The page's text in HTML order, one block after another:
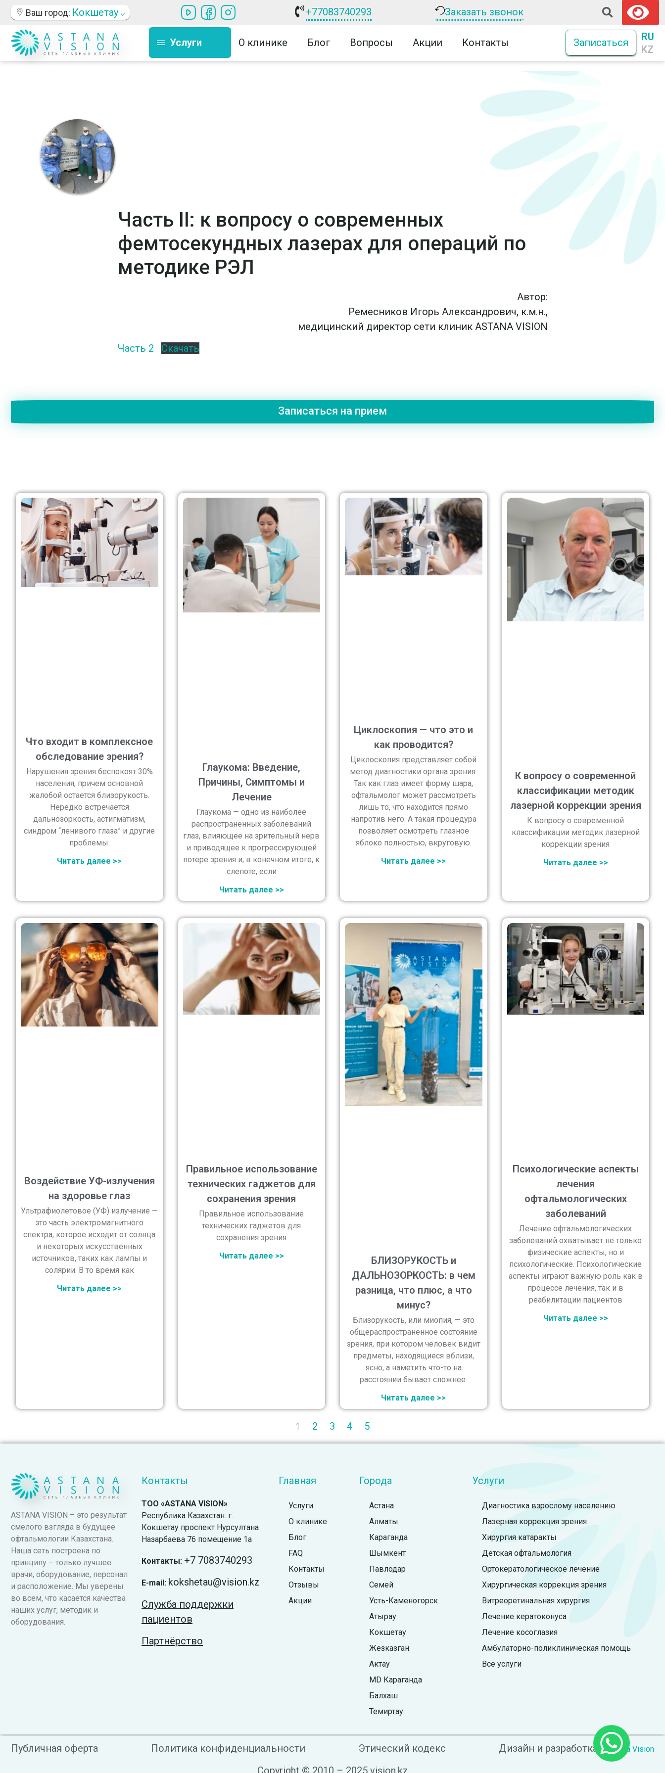
Ваш город: Кокшетау +77083740293 Заказать звонок
Услуги О клинике Блог Вопросы Акции Контакты Записаться
RU
KZ
Часть II: к вопросу о современных
фемтосекундных лазерах для операций по
методике РЭЛ
Автор:
Ремесников Игорь Александрович, к.м.н.,
медицинский директор сети клиник ASTANA VISION
Часть 2
Скачать
Записаться на прием
Что входит в комплексное
обследование зрения?
Нарушения зрения беспокоят 30%
населения, причем основной
жалобой остается близорукость.
Нередко встречается
дальнозоркость, астигматизм,
синдром “ленивого глаза” и другие
проблемы.
Читать далее >>
Глаукома: Введение,
Причины, Симптомы и
Лечение
Глаукома — одно из наиболее
распространенных заболеваний
глаз, влияющее на зрительный нерв
и приводящее к прогрессирующей
потере зрения и, в конечном итоге, к
слепоте, если
Читать далее >>
Циклоскопия — что это и
как проводится?
Циклоскопия представляет собой
метод диагностики органа зрения.
Так как глаз имеет форму шара,
офтальмолог может рассмотреть
лишь то, что находится прямо
напротив него. А такая процедура
позволяет осмотреть глазное
яблоко полностью, вкруговую.
Читать далее >>
К вопросу о современной
классификации методик
лазерной коррекции зрения
К вопросу о современной
классификации методик лазерной
коррекции зрения
Читать далее >>
Воздействие УФ-излучения
на здоровье глаз
Ультрафиолетовое (УФ) излучение —
это часть электромагнитного
спектра, которое исходит от солнца
и некоторых искусственных
источников, таких как лампы и
солярии. В то время как
Читать далее >>
Правильное использование
технических гаджетов для
сохранения зрения
Правильное использование
технических гаджетов для
сохранения зрения
Читать далее >>
БЛИЗОРУКОСТЬ и
ДАЛЬНОЗОРКОСТЬ: в чем
разница, что плюс, а что
минус?
Близорукость, или миопия, — это
общераспространенное состояние
зрения, при котором человек видит
предметы, находящиеся вблизи,
ясно, а наметить что-то на
расстоянии бывает сложнее.
Читать далее >>
Психологические аспекты
лечения
офтальмологических
заболеваний
Лечение офтальмологических
заболеваний охватывает не только
физические аспекты, но и
психологические. Психологические
аспекты играют важную роль как в
процессе лечения, так и в
реабилитации пациентов
Читать далее >>
1 2 3 4 5
ASTANA VISION – это результат
смелого взгляда в будущее
офтальмологии Казахстана.
Наша сеть построена по
принципу – только лучшее:
врачи, оборудование, персонал
и расположение. Мы уверены
во всем, что касается качества
наших услуг, методик и
оборудования.
Контакты
ТОО «ASTANA VISION»
Республика Казахстан. г.
Кокшетау проспект Нурсултана
Назарбаева 76 помещение 1а
Контакты: +7 7083740293
E-mail: kokshetau@vision.kz
Служба поддержки
пациентов
Партнёрство
Главная
Услуги
О клинике
Блог
FAQ
Контакты
Отзывы
Акции
Города
Астана
Алматы
Караганда
Шымкент
Павлодар
Семей
Усть-Каменогорск
Атырау
Кокшетау
Жезказган
Актау
MD Караганда
Балхаш
Темиртау
Услуги
Диагностика взрослому населению
Лазерная коррекция зрения
Хирургия катаракты
Детская офтальмология
Ортокератологическое лечение
Хирургическая коррекция зрения
Витреоретинальная хирургия
Лечение кератоконуса
Лечение косоглазия
Амбулаторно-поликлиническая помощь
Все услуги
Публичная оферта Политика конфиденциальности Этический кодекс Дизайн и разработка – Astana Vision
Copyright © 2010 – 2025 vision.kz